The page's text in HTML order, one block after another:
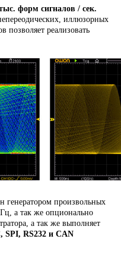
форм сигналов / сек.
иллюзорных
позволяет реализовать
генератором произвольных
а так же опционально
а так же выполняет
SPI, RS232 и CAN